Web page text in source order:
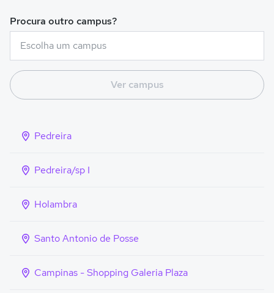
Procura outro campus?
Ver campus
Pedreira
Pedreira/sp I
Holambra
Santo Antonio de Posse
Campinas - Shopping Galeria Plaza